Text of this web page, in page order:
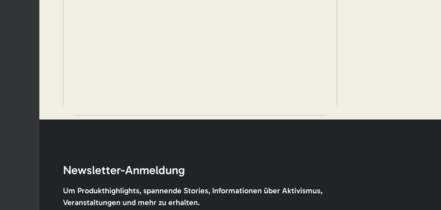
Newsletter-Anmeldung
Um Produkthighlights, spannende Stories, Informationen über Aktivismus,
Veranstaltungen und mehr zu erhalten.